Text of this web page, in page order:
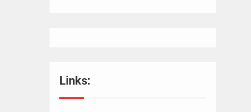
Links: